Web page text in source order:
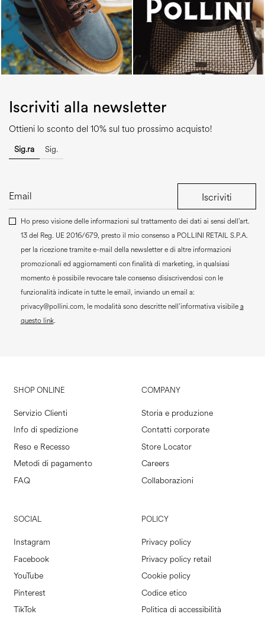
Iscriviti alla newsletter
Ottieni lo sconto del 10% sul tuo prossimo acquisto!
Sig.ra Sig.
Iscriviti
Ho preso visione delle informazioni sul trattamento dei dati ai sensi dell’art.
13 del Reg. UE 2016/679, presto il mio consenso a POLLINI RETAIL S.P.A.
per la ricezione tramite e-mail della newsletter e di altre informazioni
promozionali ed aggiornamenti con finalità di marketing, in qualsiasi
momento è possibile revocare tale consenso disiscrivendosi con le
funzionalità indicate in tutte le email, inviando un email a:
privacy@pollini.com, le modalità sono descritte nell’informativa visibilea
questo link.
SHOP ONLINE
Servizio Clienti
Info di spedizione
Reso e Recesso
Metodi di pagamento
FAQ
COMPANY
Storia e produzione
Contatti corporate
Store Locator
Careers
Collaborazioni
SOCIAL
Instagram
Facebook
YouTube
Pinterest
TikTok
POLICY
Privacy policy
Privacy policy retail
Cookie policy
Codice etico
Politica di accessibilità